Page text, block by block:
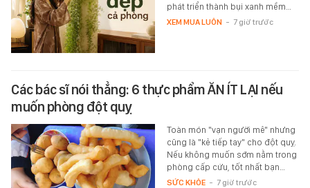
phát triển thành bụi xanh mềm…
XEM MUA LUÔN - 7 giờ trước
Các bác sĩ nói thẳng: 6 thực phẩm ĂN ÍT LẠI nếu
muốn phòng đột quỵ
Toàn món "vạn người mê" nhưng
cũng là "kẻ tiếp tay" cho đột quỵ.
Nếu không muốn sớm nằm trong
phòng cấp cứu, tốt nhất bạn…
SỨC KHỎE - 7 giờ trước